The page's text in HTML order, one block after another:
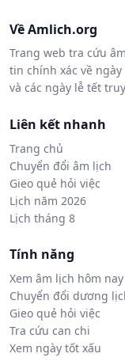
Về Amlich.org
Trang web tra cứu
tin chính xác về
và các ngày lễ tết
Liên kết nhanh
Trang chủ
Chuyển đổi âm lịch
Gieo quẻ hỏi việc
Lịch năm 2026
Lịch tháng 8
Tính năng
Xem âm lịch hôm nay
Chuyển đổi dương
Gieo quẻ hỏi việc
Tra cứu can chi
Xem ngày tốt xấu